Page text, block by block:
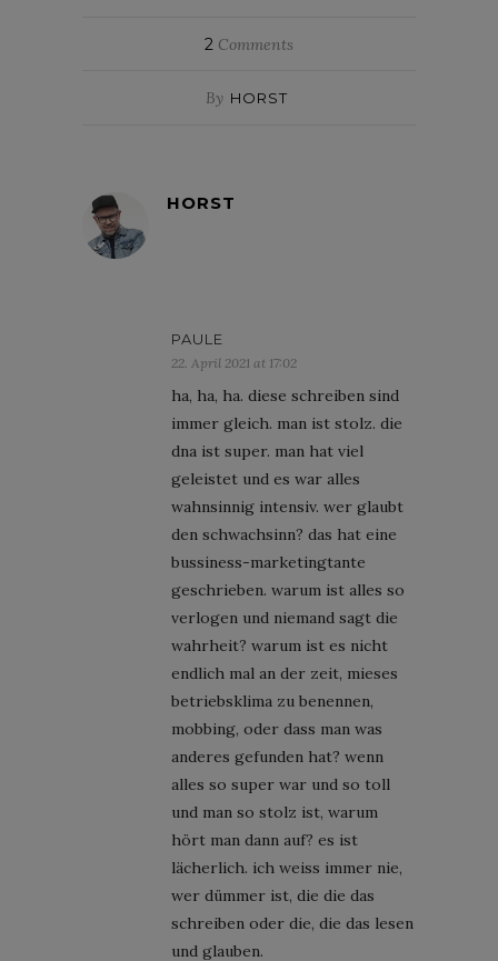
2 Comments
By HORST
HORST
PAULE
22. April 2021 at 17:02
ha, ha, ha. diese schreiben sind
immer gleich. man ist stolz. die
dna ist super. man hat viel
geleistet und es war alles
wahnsinnig intensiv. wer glaubt
den schwachsinn? das hat eine
bussiness-marketingtante
geschrieben. warum ist alles so
verlogen und niemand sagt die
wahrheit? warum ist es nicht
endlich mal an der zeit, mieses
betriebsklima zu benennen,
mobbing, oder dass man was
anderes gefunden hat? wenn
alles so super war und so toll
und man so stolz ist, warum
hört man dann auf? es ist
lächerlich. ich weiss immer nie,
wer dümmer ist, die die das
schreiben oder die, die das lesen
und glauben.